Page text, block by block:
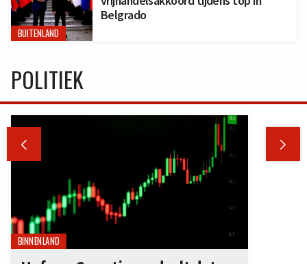
BUITENLAND
Belgrado
POLITIEK
 
BINNENLAND